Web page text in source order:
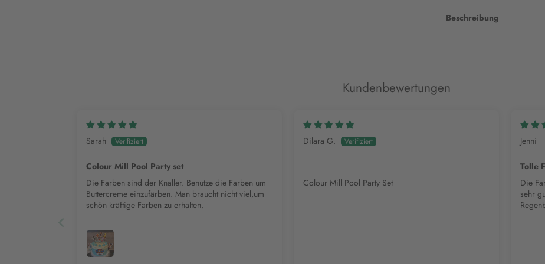
Beschreibung
Kundenbewertungen
Sarah
Colour Mill Pool Party set
Die Farben sind der Knaller. Benutze die Farben um
Buttercreme einzufärben. Man braucht nicht viel,um
schön kräftige Farben zu erhalten.
Dilara G.
Colour Mill Pool Party Set
Jenni
Tolle
Die
sehr gut